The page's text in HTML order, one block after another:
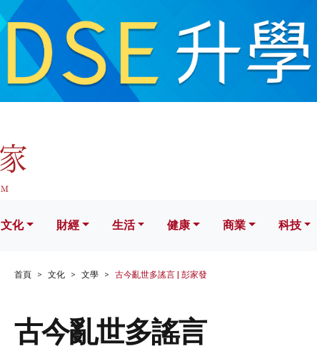
財經 生活 健康 科技
文化 財經 生活 健康 商業 科技
首頁 文化 文學 古今亂世多謠言 | 彭家發
古今亂世多謠言